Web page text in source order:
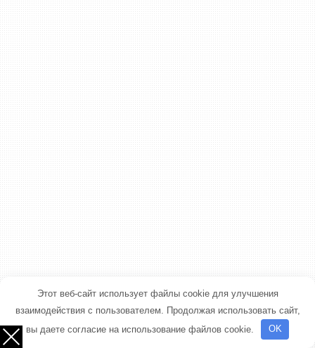
Этот веб-сайт использует файлы cookie для улучшения
взаимодействия с пользователем. Продолжая использовать сайт,
вы даете согласие на использование файлов cookie.
OK